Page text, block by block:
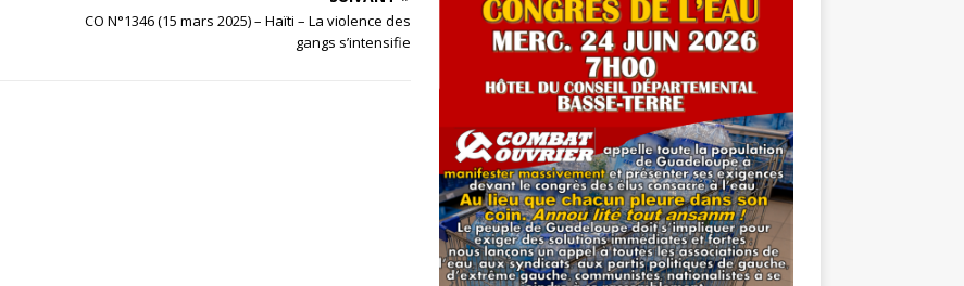
CO N°1346 (15 mars 2025) – Haïti – La violence des
gangs s’intensifie